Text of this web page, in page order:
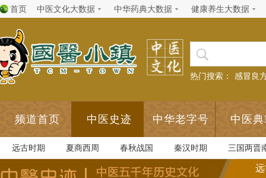
首页 中医文化大数据 中华药典大数据 健康养生大数据
热门搜索： 感冒良
频道首页 中医史迹 中华老字号 中医
远古时期 夏商西周 春秋战国 秦汉时期 三国两晋